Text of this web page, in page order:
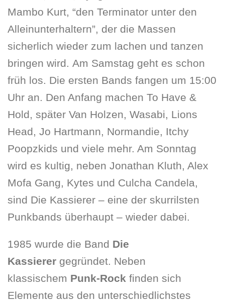
Mambo Kurt, “den Terminator unter den
Alleinunterhaltern”, der die Massen
sicherlich wieder zum lachen und tanzen
bringen wird. Am Samstag geht es schon
früh los. Die ersten Bands fangen um 15:00
Uhr an. Den Anfang machen To Have &
Hold, später Van Holzen, Wasabi, Lions
Head, Jo Hartmann, Normandie, Itchy
Poopzkids und viele mehr. Am Sonntag
wird es kultig, neben Jonathan Kluth, Alex
Mofa Gang, Kytes und Culcha Candela,
sind Die Kassierer – eine der skurrilsten
Punkbands überhaupt – wieder dabei.
1985 wurde die Band Die
Kassierer gegründet. Neben
klassischem Punk-Rock finden sich
Elemente aus den unterschiedlichstes